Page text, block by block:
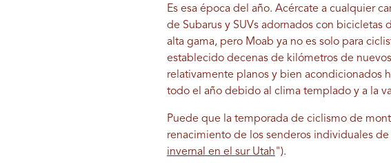
Es esa época del año. Acércate a cualquier
de Subarus y SUVs adornados con bicicletas
alta gama, pero Moab ya no es solo para
establecido decenas de kilómetros de
relativamente planos y bien acondicionados
todo el año debido al clima templado y a la
Puede que la temporada de ciclismo de
renacimiento de los senderos individuales
invernal en el sur Utah").